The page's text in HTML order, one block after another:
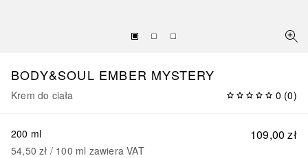
BODY&SOUL EMBER MYSTERY
Krem do ciała 0 (0)
109,00 zł
200 ml
54,50 zł / 100 ml zawiera VAT